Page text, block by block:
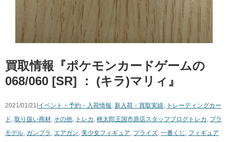
買取情報『ポケモンカードゲームの
068/060 ​[SR] ​： ​(キラ)マリィ』
2021/01/21|イベント・予約・入荷情報 新入荷・買取実績
トレーディングカー
ド 取り扱い商材 その他 トレカ 桃太郎王国市原店スタッフブログ トレカ
プラ
モデル ガンプラ エアガン 美少女フィギュア プライズ 一番くじ
フィギュア